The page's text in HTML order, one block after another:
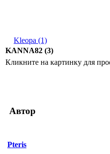
Kleopa (1)
KANNA82 (3)
Кликните на картинку для
Автор
Pteris